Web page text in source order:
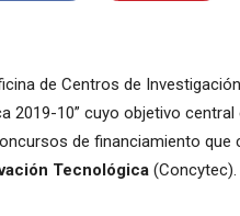
de Centros de
2019-10” cuyo objetivo
de financiamiento que
Tecnológica (Concytec).